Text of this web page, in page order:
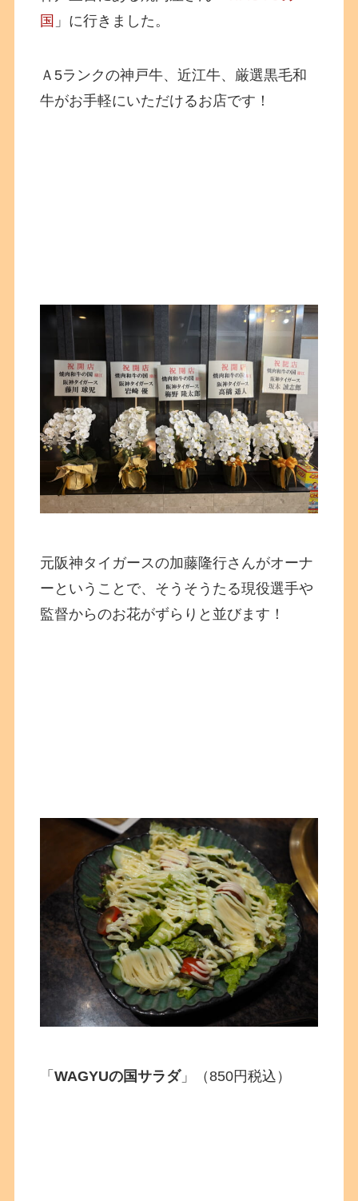
国 」に行きました。
Ａ5ランクの神戸牛、近江牛、厳選黒毛和
牛がお手軽にいただけるお店です！
元阪神タイガースの加藤隆行さんがオーナ
ーということで、そうそうたる現役選手や
監督からのお花がずらりと並びます！
「WAGYUの国サラダ」（850円税込）